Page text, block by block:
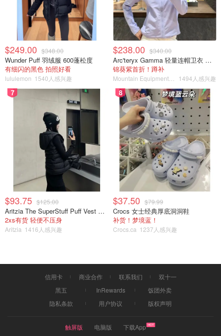
更大一点可能会不一样，仅供参考
👉🏻如果🔥大了饼皮可能会有点焦（如下图👇🏻），包完可能
会不太好看，但是不会影响口感，所以不用担心哦☺️☺️
$249.00 $348.00
Wunder Puff 羽绒服 600蓬松度
有细闪的黑色 拍照好看
lululemon 1540人感兴趣
$238.00 $340.00
Arc'teryx Gamma 轻量连帽卫衣 女款
锦葵紫首折！蹲补
1494人感兴趣
7
$93.75 $125.00
Aritzia The SuperStuff Puff Vest 轻盈亮面马甲
2xs有货 轻便不压身
Aritzia 1416人感兴趣
8
$37.50 $79.99
Crocs 女士经典厚底洞洞鞋
补货！梦境蓝！
Crocs.ca 1237人感兴趣
信用卡 商业合作 联系我们
双十一
黑五
InRewards
饭团外卖
隐私条款
用户协议 版权声明
触屏版 电脑版 下载App